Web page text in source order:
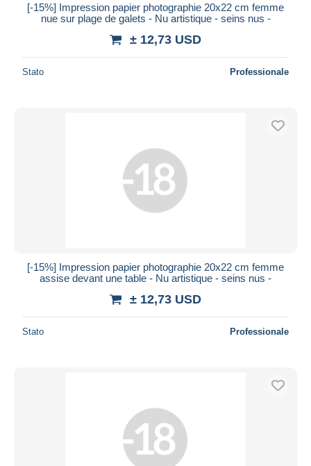
[-15%] Impression papier photographie 20x22 cm femme
nue sur plage de galets - Nu artistique - seins nus -
± 12,73 USD
Stato Professionale
[-15%] Impression papier photographie 20x22 cm femme
assise devant une table - Nu artistique - seins nus -
± 12,73 USD
Stato Professionale